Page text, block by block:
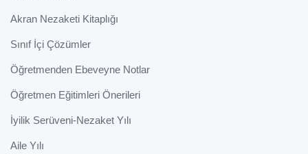
Akran Nezaketi Kitaplığı
Sınıf İçi Çözümler
Öğretmenden Ebeveyne Notlar
Öğretmen Eğitimleri Önerileri
İyilik Serüveni-Nezaket Yılı
Aile Yılı